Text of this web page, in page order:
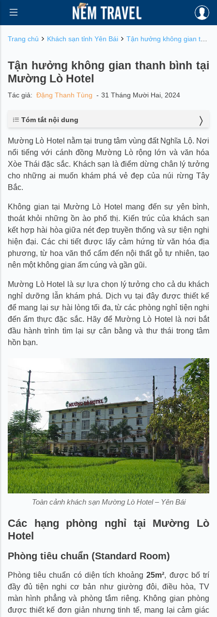
Trang chủ Khách sạn tỉnh Yên Bái Tận hưởng không gian thanh bình tại Mường Lò Hotel
Tận hưởng không gian thanh bình tại
Mường Lò Hotel
Tác giả: Đặng Thanh Tùng - 31 Tháng Mười Hai, 2024
Tóm tắt nội dung
1.1. Phòng tiêu chuẩn (Standard Room)
1.2. Phòng cao cấp (Deluxe Room)
1.3. Phòng Suite
2. Trải nghiệm các loại dịch vụ tại Mường Lò Hotel
3.1. Không gian tĩnh lặng giữa lòng thiên nhiên
3.2. Sự chăm sóc tận tâm từ đội ngũ nhân viên
4. Liên hệ cho chúng tôi qua các cổng thông tin sau
Mường Lò Hotel nằm tại trung tâm vùng đất Nghĩa Lộ. Nơi
nổi tiếng với cánh đồng Mường Lò rộng lớn và văn hóa
Xòe Thái đặc sắc. Khách sạn là điểm dừng chân lý tưởng
cho những ai muốn khám phá vẻ đẹp của núi rừng Tây
Bắc.
Không gian tại Mường Lò Hotel mang đến sự yên bình,
thoát khỏi những ồn ào phố thị. Kiến trúc của khách sạn
kết hợp hài hòa giữa nét đẹp truyền thống và sự tiện nghi
hiện đại. Các chi tiết được lấy cảm hứng từ văn hóa địa
phương, từ hoa văn thổ cẩm đến nội thất gỗ tự nhiên, tạo
nên một không gian ấm cúng và gần gũi.
Mường Lò Hotel là sự lựa chọn lý tưởng cho cả du khách
nghỉ dưỡng lẫn khám phá. Dịch vụ tại đây được thiết kế
để mang lại sự hài lòng tối đa, từ các phòng nghỉ tiện nghi
đến ẩm thực đặc sắc. Hãy để Mường Lò Hotel là nơi bắt
đầu hành trình tìm lại sự cân bằng và thư thái trong tâm
hồn bạn.
Toàn cảnh khách sạn Mường Lò Hotel – Yên Bái
Các hạng phòng nghỉ tại Mường Lò
Hotel
Phòng tiêu chuẩn (Standard Room)
Phòng tiêu chuẩn có diện tích khoảng25m², được bố trí
đầy đủ tiện nghi cơ bản như giường đôi, điều hòa, TV
màn hình phẳng và phòng tắm riêng. Không gian phòng
được thiết kế đơn giản nhưng tinh tế, mang lại cảm giác